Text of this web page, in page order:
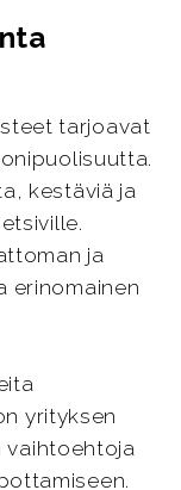
tarjoavat
kestäviä ja
ja
erinomainen
yrityksen
vaihtoehtoja